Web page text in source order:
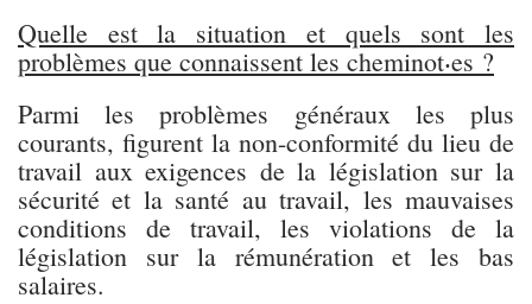
Quelle est la situation et quels sont les
problèmes que connaissent les cheminot⸳es ?
Parmi les problèmes généraux les plus
courants, figurent la non-conformité du lieu de
travail aux exigences de la législation sur la
sécurité et la santé au travail, les mauvaises
conditions de travail, les violations de la
législation sur la rémunération et les bas
salaires.